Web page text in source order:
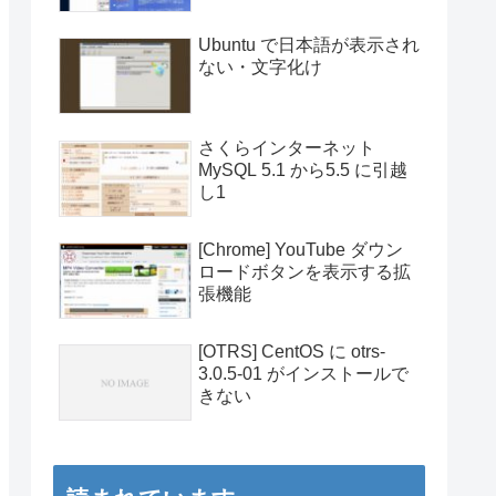
Ubuntu で日本語が表示され
ない・文字化け
さくらインターネット
MySQL 5.1 から5.5 に引越
し1
[Chrome] YouTube ダウン
ロードボタンを表示する拡
張機能
[OTRS] CentOS に otrs-
3.0.5-01 がインストールで
きない